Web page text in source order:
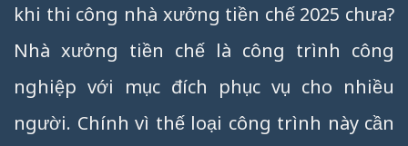
khi thi công nhà xưởng tiền chế 2025 chưa?
Nhà xưởng tiền chế là công trình công
nghiệp với mục đích phục vụ cho nhiều
người. Chính vì thế loại công trình này cần